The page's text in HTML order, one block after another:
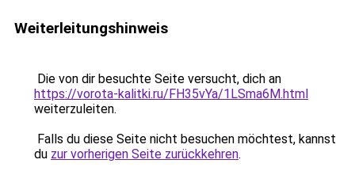
Weiterleitungshinweis
Die von dir besuchte Seite versucht, dich an
https://vorota-kalitki.ru/FH35vYa/1LSma6M.html
weiterzuleiten.
Falls du diese Seite nicht besuchen möchtest, kannst
du zur vorherigen Seite zurückkehren.